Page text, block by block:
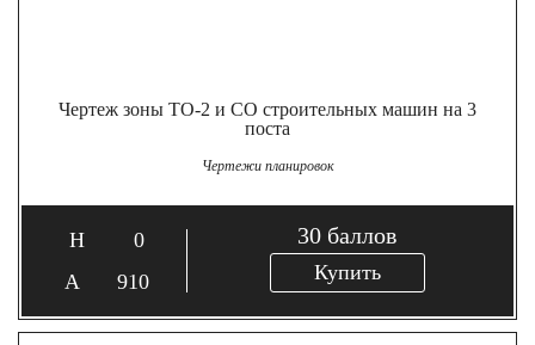
Чертеж зоны ТО-2 и СО строительных машин на 3
поста
Чертежи планировок
0
910
30 баллов
Купить